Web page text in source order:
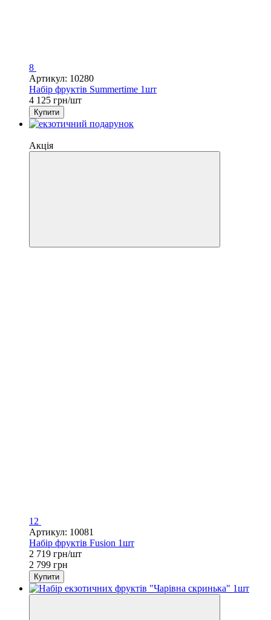
8
Артикул: 10280
Набір фруктів Summertime 1шт
4 125 грн/шт
Купити
Акція
12
Артикул: 10081
Набір фруктів Fusion 1шт
2 719 грн/шт
2 799 грн
Купити